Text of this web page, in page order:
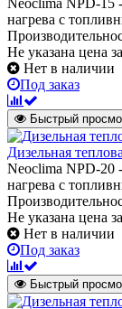
Neoclima NPD-15
нагрева с
Не указана цена
Нет в наличии
Под заказ
Быстрый
Дизельная
Neoclima NPD-20
нагрева с
Не указана цена
Нет в наличии
Под заказ
Быстрый